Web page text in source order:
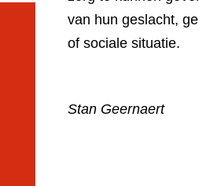
van hun geslacht,
of sociale situatie.
Stan Geernaert